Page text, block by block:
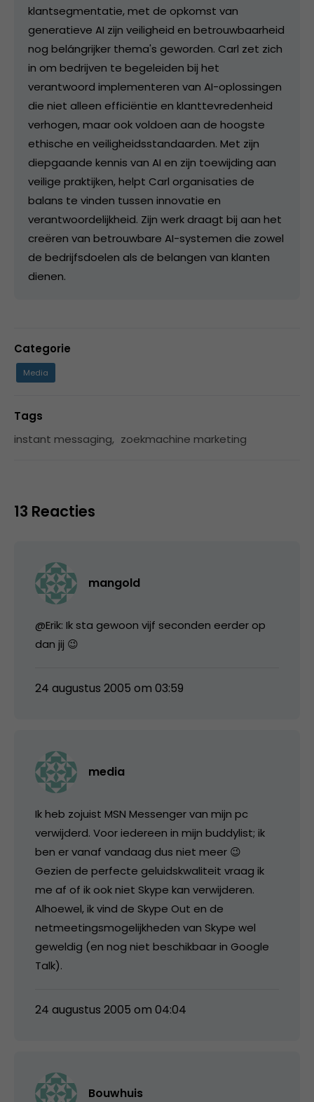
klantsegmentatie, met de opkomst van
generatieve AI zijn veiligheid en betrouwbaarheid
nog belángrijker thema's geworden. Carl zet zich
in om bedrijven te begeleiden bij het
verantwoord implementeren van AI-oplossingen
die niet alleen efficiëntie en klanttevredenheid
verhogen, maar ook voldoen aan de hoogste
ethische en veiligheidsstandaarden. Met zijn
diepgaande kennis van AI en zijn toewijding aan
veilige praktijken, helpt Carl organisaties de
balans te vinden tussen innovatie en
verantwoordelijkheid. Zijn werk draagt bij aan het
creëren van betrouwbare AI-systemen die zowel
de bedrijfsdoelen als de belangen van klanten
dienen.
Categorie
Media
Tags
instant messaging, zoekmachine marketing
13 Reacties
mangold
@Erik: Ik sta gewoon vijf seconden eerder op
dan jij 😉
24 augustus 2005 om 03:59
media
Ik heb zojuist MSN Messenger van mijn pc
verwijderd. Voor iedereen in mijn buddylist; ik
ben er vanaf vandaag dus niet meer 😉
Gezien de perfecte geluidskwaliteit vraag ik
me af of ik ook niet Skype kan verwijderen.
Alhoewel, ik vind de Skype Out en de
netmeetingsmogelijkheden van Skype wel
geweldig (en nog niet beschikbaar in Google
Talk).
24 augustus 2005 om 04:04
Bouwhuis